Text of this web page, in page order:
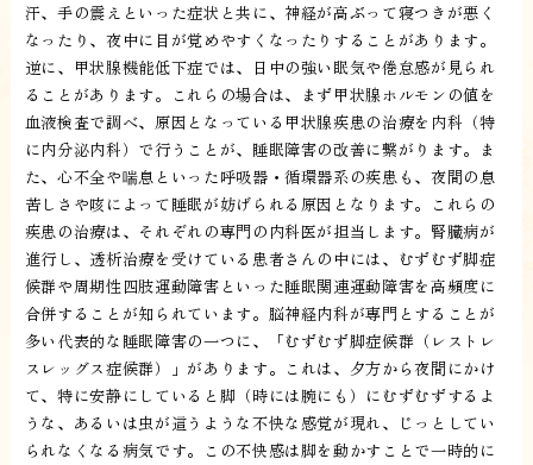
汗、手の震えといった症状と共に、神経が高ぶって寝つきが悪く
なったり、夜中に目が覚めやすくなったりすることがあります。
逆に、甲状腺機能低下症では、日中の強い眠気や倦怠感が見られ
ることがあります。これらの場合は、まず甲状腺ホルモンの値を
血液検査で調べ、原因となっている甲状腺疾患の治療を内科（特
に内分泌内科）で行うことが、睡眠障害の改善に繋がります。ま
た、心不全や喘息といった呼吸器・循環器系の疾患も、夜間の息
苦しさや咳によって睡眠が妨げられる原因となります。これらの
疾患の治療は、それぞれの専門の内科医が担当します。腎臓病が
進行し、透析治療を受けている患者さんの中には、むずむず脚症
候群や周期性四肢運動障害といった睡眠関連運動障害を高頻度に
合併することが知られています。脳神経内科が専門とすることが
多い代表的な睡眠障害の一つに、「むずむず脚症候群（レストレ
スレッグス症候群）」があります。これは、夕方から夜間にかけ
て、特に安静にしていると脚（時には腕にも）にむずむずするよ
うな、あるいは虫が這うような不快な感覚が現れ、じっとしてい
られなくなる病気です。この不快感は脚を動かすことで一時的に